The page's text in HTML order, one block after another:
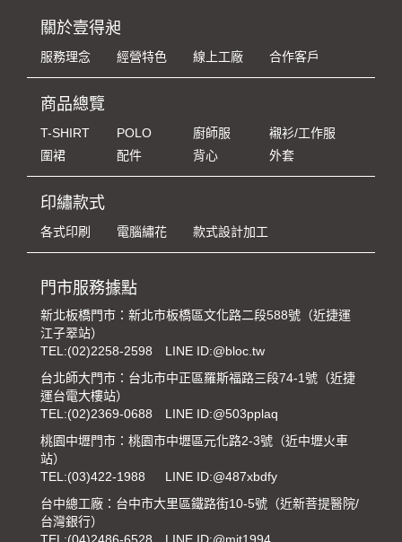
關於壹得昶
服務理念 經營特色 線上工廠 合作客戶
商品總覽
T-SHIRT POLO 廚師服
襯衫/工作服
圍裙
配件 背心 外套
印繡款式
各式印刷 電腦繡花 款式設計加工
門市服務據點
新北板橋門市：新北市板橋區文化路二段588號（近捷運
江子翠站）
TEL:(02)2258-2598
LINE ID:@bloc.tw
台北師大門市：台北市中正區羅斯福路三段74-1號（近捷
運台電大樓站）
TEL:(02)2369-0688
LINE ID:@503pplaq
桃園中壢門市：桃園市中壢區元化路2-3號（近中壢火車
站）
TEL:(03)422-1988
LINE ID:@487xbdfy
台中總工廠：台中市大里區鐵路街10-5號（近新菩提醫院/
台灣銀行）